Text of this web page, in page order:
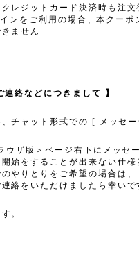
レジットカード決済時も注
ンをご利用の場合、本クーポ
ません
連絡などにつきまして 】
チャット形式での [ メッセ
ウザ版＞ページ右下にメッセ
始をすることが出来ない仕様
やりとりをご希望の場合は、
絡をいただけましたら幸いで
。